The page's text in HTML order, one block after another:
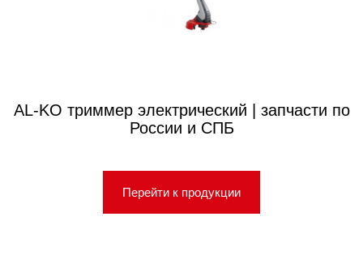
AL-KO триммер электрический | запчасти по
России и СПБ
Перейти к продукции